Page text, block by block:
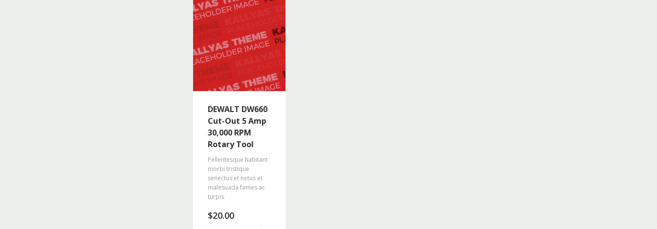
DEWALT DW660
Cut-Out 5 Amp
30,000 RPM
Rotary Tool
Pellentesque habitant
morbi tristique
senectus et netus et
malesuada fames ac
turpis.
$20.00